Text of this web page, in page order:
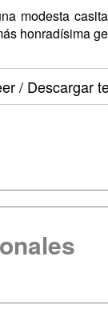
modesta
honradísima
/ Descargar